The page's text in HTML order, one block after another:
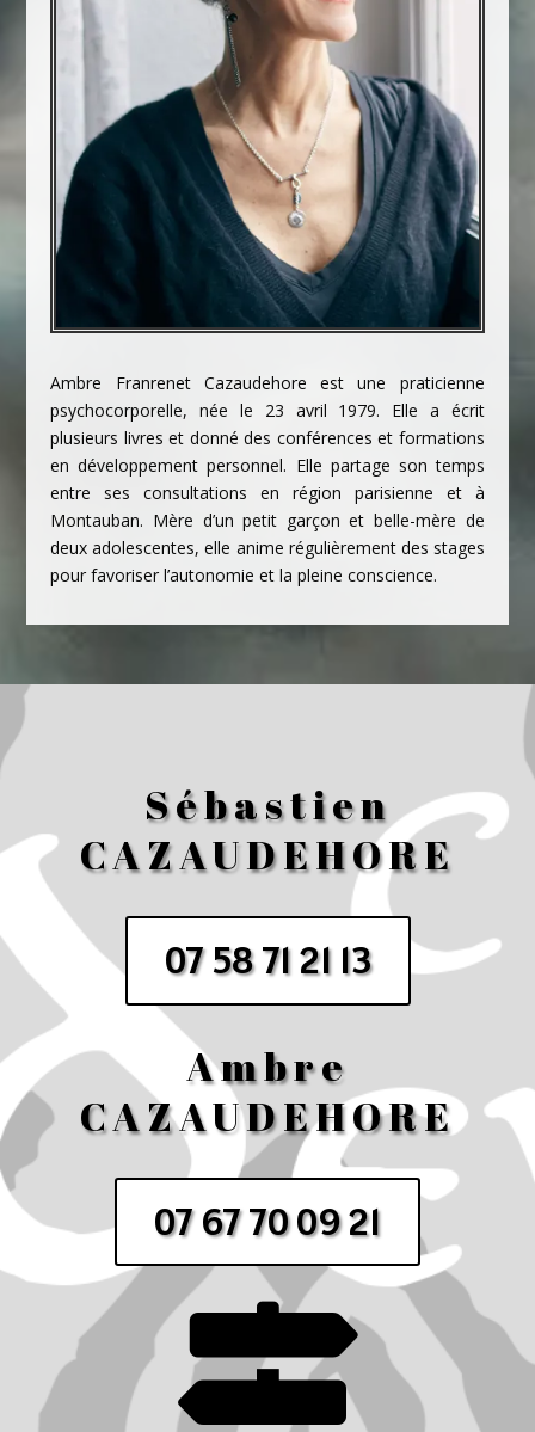
Ambre Franrenet Cazaudehore est une praticienne
psychocorporelle,née le 23 avril 1979. Elle a écrit
plusieurs livres et donné des conférences et formations
en développement personnel. Elle partage son temps
entre ses consultations en région parisienne et à
Montauban. Mère d’un petit garçon et belle-mère de
deux adolescentes, elle anime régulièrement des stages
pour favoriser l’autonomie et la pleine conscience.
Sébastien
CAZAUDEHORE
07 58 71 21 13
Ambre
CAZAUDEHORE
07 67 70 09 21
